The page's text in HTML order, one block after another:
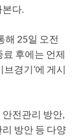
다.
해 25일 오전
후에는 언제
경기’에 게시
전관리 방안,
방안 등 다양